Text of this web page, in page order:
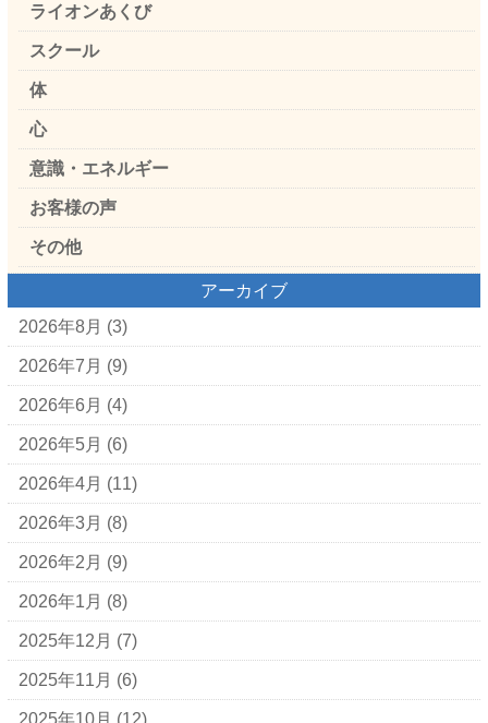
ライオンあくび
スクール
体
心
意識・エネルギー
お客様の声
その他
アーカイブ
2026年8月 (3)
2026年7月 (9)
2026年6月 (4)
2026年5月 (6)
2026年4月 (11)
2026年3月 (8)
2026年2月 (9)
2026年1月 (8)
2025年12月 (7)
2025年11月 (6)
2025年10月 (12)